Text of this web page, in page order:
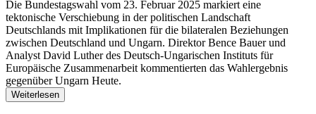
Die Bundestagswahl vom 23. Februar 2025 markiert eine
tektonische Verschiebung in der politischen Landschaft
Deutschlands mit Implikationen für die bilateralen Beziehungen
zwischen Deutschland und Ungarn. Direktor Bence Bauer und
Analyst David Luther des Deutsch-Ungarischen Instituts für
Europäische Zusammenarbeit kommentierten das Wahlergebnis
gegenüber Ungarn Heute.
Weiterlesen